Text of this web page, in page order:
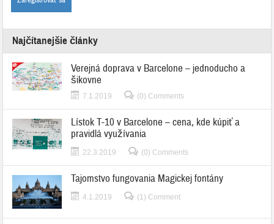
Najčítanejšie články
Verejná doprava v Barcelone – jednoducho a
šikovne
7.1.2019 (0) Comments
Lístok T-10 v Barcelone – cena, kde kúpiť a
pravidlá využívania
22.3.2019 (0) Comments
Tajomstvo fungovania Magickej fontány
4.1.2019 (1) Comment